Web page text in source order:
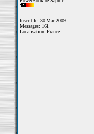
Inscrit le: 30 Mar 2009
Messages: 161
Localisation: France